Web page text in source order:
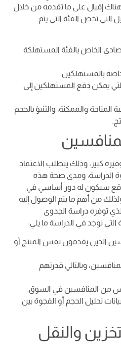
إقبال على ما تقدمه من خلال
التي تخص الفئة التي يتم
الخاص بالفئة المستهلكة
بالمستهلكين.
يمكن دفع المستهلكين إلى
والممكنة، والتنبؤ بالحجم
كبير، وذلك يتطلب الاعتماد
الدراسة، ومدى صحة هذه
سيكون له دور أساسي في
من أهم ما يتم الوصول إليه
توفره دراسة الجدوى
التي توجد في الدراسة ما يلي:
الذين يقدمون نفس المنتج أو
وبالتالي قدرتهم
من المنافسين في السوق.
تحليل الحجم أو الفجوة بين
والنقل